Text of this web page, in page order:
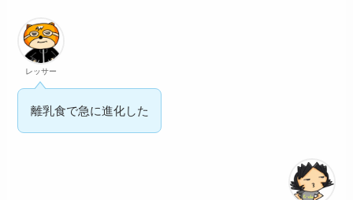
レッサー
離乳食で急に進化した